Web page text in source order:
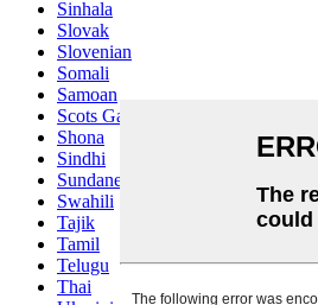
Sinhala
Slovak
Slovenian
Somali
Samoan
Scots Gaelic
Shona
Sindhi
Sundanese
Swahili
Tajik
Tamil
Telugu
Thai